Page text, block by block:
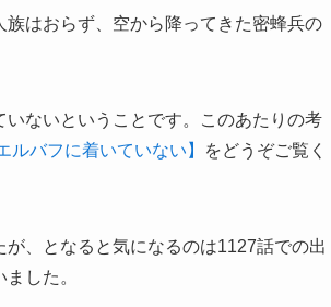
はおらず、空から降ってきた密蜂兵の
ないということです。このあたりの考
バフに着いていない】
をどうぞご覧く
、となると気になるのは1127話での出
した。